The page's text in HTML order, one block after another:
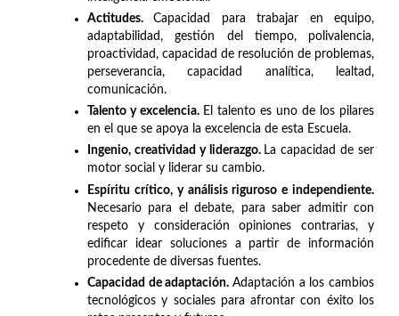
Actitudes.Capacidad para trabajar en equipo,
adaptabilidad, gestión del tiempo, polivalencia,
proactividad, capacidad de resolución de problemas,
perseverancia, capacidad analítica, lealtad,
comunicación.
Talento y excelencia. El talento es uno de los pilares
en el que se apoya la excelencia de esta Escuela.
Ingenio, creatividad y liderazgo. La capacidad de ser
motor social y liderar su cambio.
Espíritu crítico, y análisis riguroso e independiente.
Necesario para el debate, para saber admitir con
respeto y consideración opiniones contrarias, y
edificar idear soluciones a partir de información
procedente de diversas fuentes.
Capacidad de adaptación. Adaptación a los cambios
tecnológicos y sociales para afrontar con éxito los